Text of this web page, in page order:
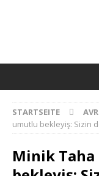
STARTSEITE
umutlu bekleyiş: Sizin
Minik